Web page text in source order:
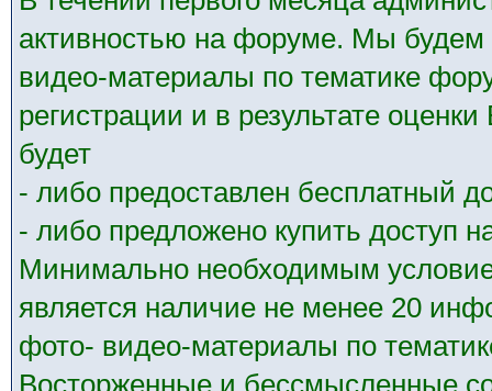
активностью на форуме. Мы
видео-материалы по тематике
регистрации и в результате
будет
- либо предоставлен бесплатный
- либо предложено купить доступ
Минимально необходимым
является наличие не менее 20
фото- видео-материалы по